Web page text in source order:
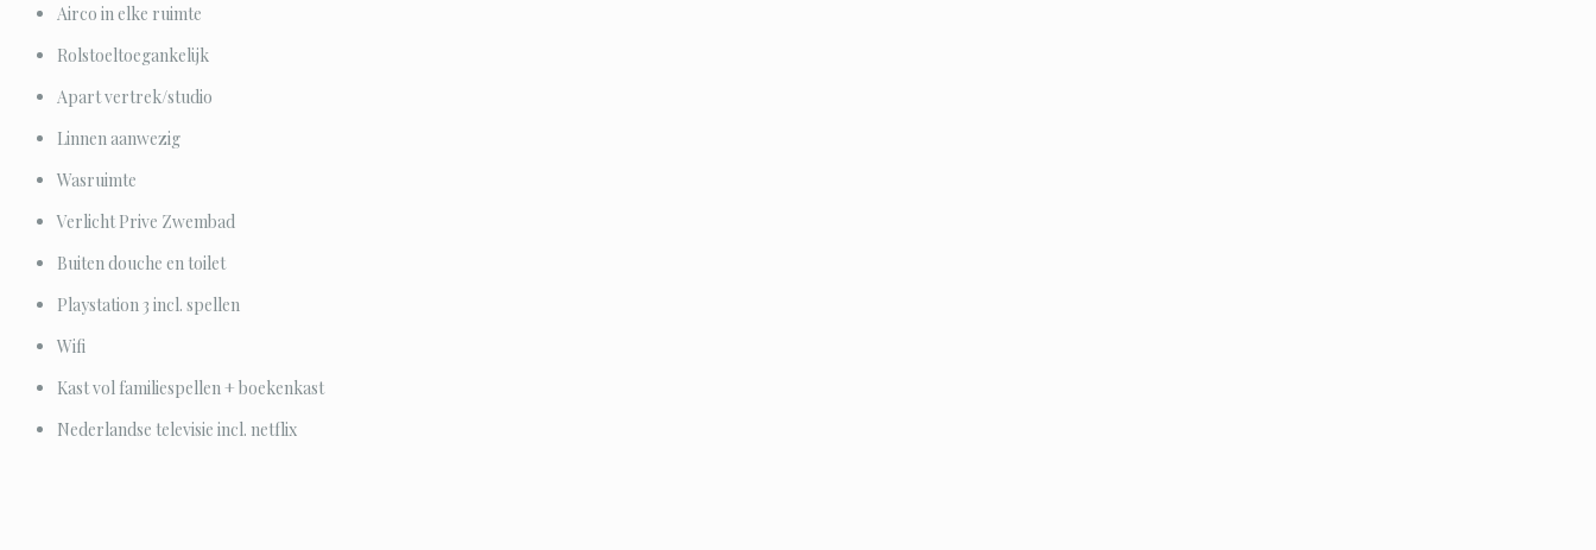
Airco in elke ruimte
Rolstoeltoegankelijk
Apart vertrek/studio
Linnen aanwezig
Wasruimte
Verlicht Prive Zwembad
Buiten douche en toilet
Playstation 3 incl. spellen
Wifi
Kast vol familiespellen + boekenkast
Nederlandse televisie incl. netflix